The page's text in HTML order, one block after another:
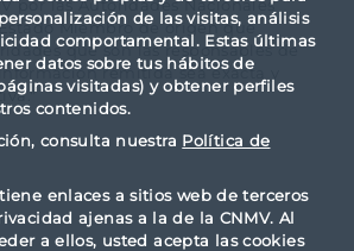
de las visitas, análisis
comportamental. Estas últimas
datos sobre tus hábitos de
visitadas) y obtener perfiles
contenidos.
consulta nuestra Política de
enlaces a sitios web de terceros
ajenas a la de la CNMV. Al
a ellos, usted acepta las cookies
por las Autoridades Nacionales
Miembro de origen que
que son las responsables de
remitida sea exacta y